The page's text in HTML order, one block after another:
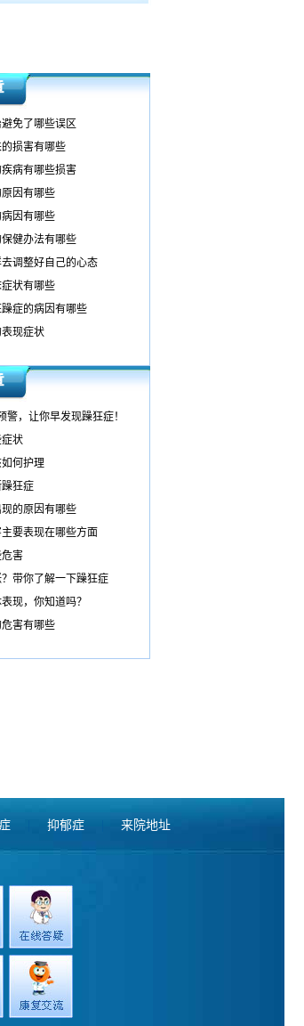
免了哪些误区
损害有哪些
病有哪些损害
因有哪些
因有哪些
健办法有哪些
调整好自己的心态
状有哪些
症的病因有哪些
现症状
警，让你早发现躁狂症！
状
何护理
狂症
的原因有哪些
要表现在哪些方面
害
带你了解一下躁狂症
现，你知道吗？
害有哪些
抑郁症 来院地址